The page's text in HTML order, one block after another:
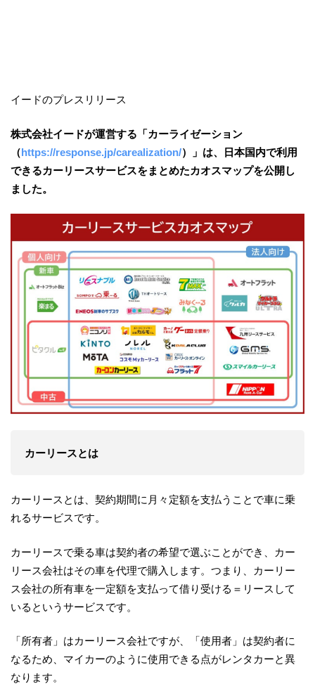
イードのプレスリリース
株式会社イードが運営する「カーライゼーション
（https://response.jp/carealization/）」は、日本国内で利用
できるカーリースサービスをまとめたカオスマップを公開し
ました。
カーリースとは
カーリースとは、契約期間に月々定額を支払うことで車に乗
れるサービスです。
カーリースで乗る車は契約者の希望で選ぶことができ、カー
リース会社はその車を代理で購入します。つまり、カーリー
ス会社の所有車を一定額を支払って借り受ける＝リースして
いるというサービスです。
「所有者」はカーリース会社ですが、「使用者」は契約者に
なるため、マイカーのように使用できる点がレンタカーと異
なります。